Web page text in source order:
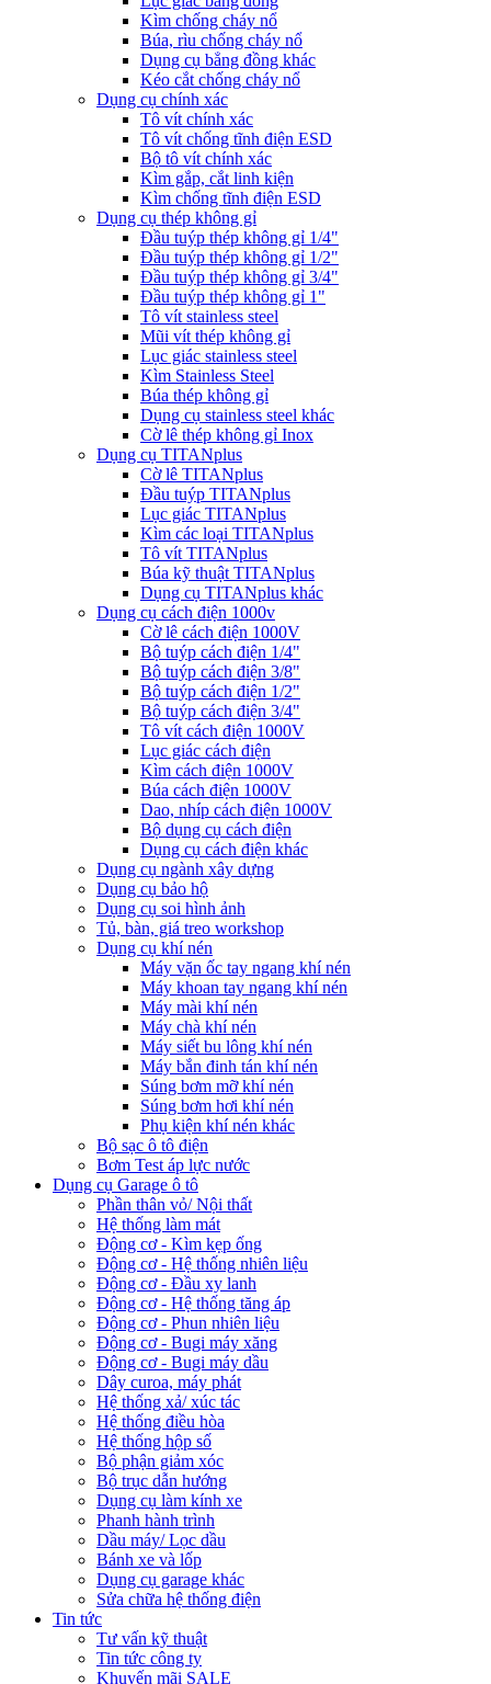
Kìm chống cháy nổ
Búa, rìu chống cháy nổ
Dụng cụ bẳng đồng khác
Kéo cắt chống cháy nổ
Dụng cụ chính xác
Tô vít chính xác
Tô vít chống tĩnh điện ESD
Bộ tô vít chính xác
Kìm gắp, cắt linh kiện
Kìm chống tĩnh điện ESD
Dụng cụ thép không gỉ
Đầu tuýp thép không gỉ 1/4"
Đầu tuýp thép không gỉ 1/2"
Đầu tuýp thép không gỉ 3/4"
Đầu tuýp thép không gỉ 1"
Tô vít stainless steel
Mũi vít thép không gỉ
Lục giác stainless steel
Kìm Stainless Steel
Búa thép không gỉ
Dụng cụ stainless steel khác
Cờ lê thép không gỉ Inox
Dụng cụ TITANplus
Cờ lê TITANplus
Đầu tuýp TITANplus
Lục giác TITANplus
Kìm các loại TITANplus
Tô vít TITANplus
Búa kỹ thuật TITANplus
Dụng cụ TITANplus khác
Dụng cụ cách điện 1000v
Cờ lê cách điện 1000V
Bộ tuýp cách điện 1/4"
Bộ tuýp cách điện 3/8"
Bộ tuýp cách điện 1/2"
Bộ tuýp cách điện 3/4"
Tô vít cách điện 1000V
Lục giác cách điện
Kìm cách điện 1000V
Búa cách điện 1000V
Dao, nhíp cách điện 1000V
Bộ dụng cụ cách điện
Dụng cụ cách điện khác
Dụng cụ ngành xây dựng
Dụng cụ bảo hộ
Dụng cụ soi hình ảnh
Tủ, bàn, giá treo workshop
Dụng cụ khí nén
Máy vặn ốc tay ngang khí nén
Máy khoan tay ngang khí nén
Máy mài khí nén
Máy chà khí nén
Máy siết bu lông khí nén
Máy bắn đinh tán khí nén
Súng bơm mỡ khí nén
Súng bơm hơi khí nén
Phụ kiện khí nén khác
Bộ sạc ô tô điện
Bơm Test áp lực nước
Dụng cụ Garage ô tô
Phần thân vỏ/ Nội thất
Hệ thống làm mát
Động cơ - Kìm kẹp ống
Động cơ - Hệ thống nhiên liệu
Động cơ - Đầu xy lanh
Động cơ - Hệ thống tăng áp
Động cơ - Phun nhiên liệu
Động cơ - Bugi máy xăng
Động cơ - Bugi máy dầu
Dây curoa, máy phát
Hệ thống xả/ xúc tác
Hệ thống điều hòa
Hệ thống hộp số
Bộ phận giảm xóc
Bộ trục dẫn hướng
Dụng cụ làm kính xe
Phanh hành trình
Dầu máy/ Lọc dầu
Bánh xe và lốp
Dụng cụ garage khác
Sửa chữa hệ thống điện
Tin tức
Tư vấn kỹ thuật
Tin tức công ty
Khuyến mãi SALE